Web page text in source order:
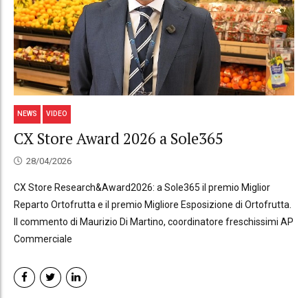
NEWS VIDEO
CX Store Award 2026 a Sole365
28/04/2026
CX Store Research&Award2026: a Sole365 il premio Miglior
Reparto Ortofrutta e il premio Migliore Esposizione di Ortofrutta.
Il commento di Maurizio Di Martino, coordinatore freschissimi AP
Commerciale